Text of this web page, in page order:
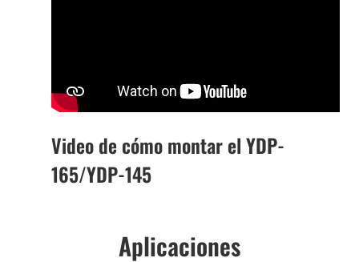
Video de cómo montar el YDP-
165/YDP-145
Aplicaciones